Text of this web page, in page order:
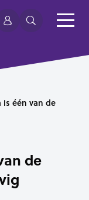
is één van de
de